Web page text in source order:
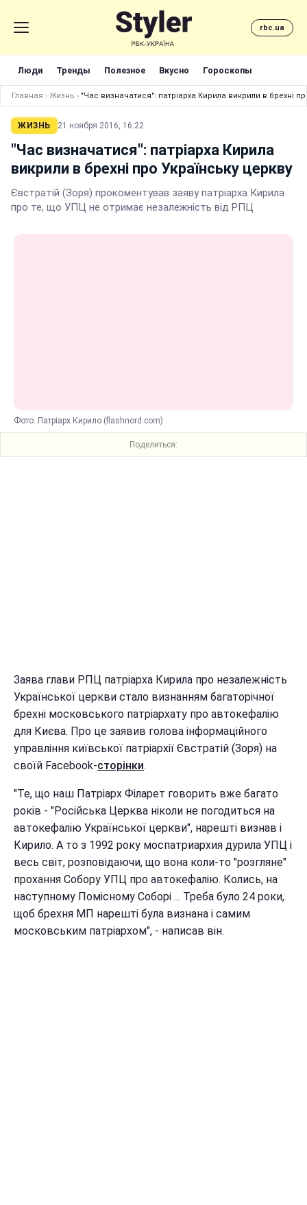
rbc.ua
Люди Тренды Полезное Вкусно Гороскопы
Главная › Жизнь › "Час визначатися": патріарха Кирила викрили в брехні
ЖИЗНЬ 21 ноября 2016, 16:22
"Час визначатися": патріарха Кирила
викрили в брехні про Українську церкву
Євстратій (Зоря) прокоментував заяву патріарха Кирила
про те, що УПЦ не отримає незалежність від РПЦ
Фото: Патріарх Кирило (flashnord.com)
Поделиться:
Заява глави РПЦ патріарха Кирила про незалежність
Української церкви стало визнанням багаторічної
брехні московського патріархату про автокефалію
для Києва. Про це заявив голова інформаційного
управління київської патріархії Євстратій (Зоря) на
своїй Facebook-сторінки.
"Те, що наш Патріарх Філарет говорить вже багато
років - "Російська Церква ніколи не погодиться на
автокефалію Української церкви", нарешті визнав і
Кирило. А то з 1992 року моспатриархия дурила УПЦ і
весь світ, розповідаючи, що вона коли-то "розгляне"
прохання Собору УПЦ про автокефалію. Колись, на
наступному Помісному Соборі ... Треба було 24 роки,
щоб брехня МП нарешті була визнана і самим
московським патріархом", - написав він.